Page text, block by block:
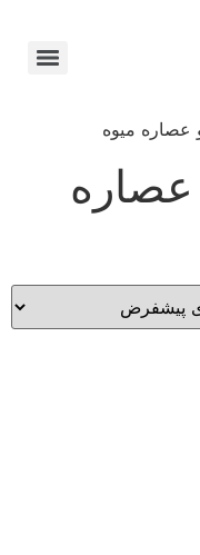
میوه
عصاره